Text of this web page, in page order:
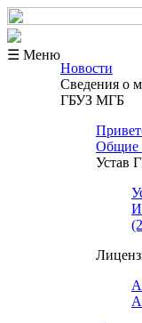
☰ Меню
Новости
Сведения о
ГБУЗ МГБ
Общие
Устав